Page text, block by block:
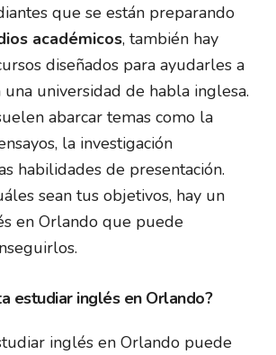
que se están preparando
académicos, también hay
diseñados para ayudarles a
universidad de habla inglesa.
abarcar temas como la
la investigación
habilidades de presentación.
sean tus objetivos, hay un
en Orlando que puede
estudiar inglés en Orlando?
inglés en Orlando puede